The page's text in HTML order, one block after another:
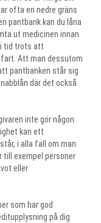
ofta en nedre gräns
pantbank kan du låna
ut medicinen innan
tid trots att
Att man dessutom
pantbanken står sig
där det också
inte gör någon
kan ett
i alla fall om man
till exempel personer
eller
som har god
på dig